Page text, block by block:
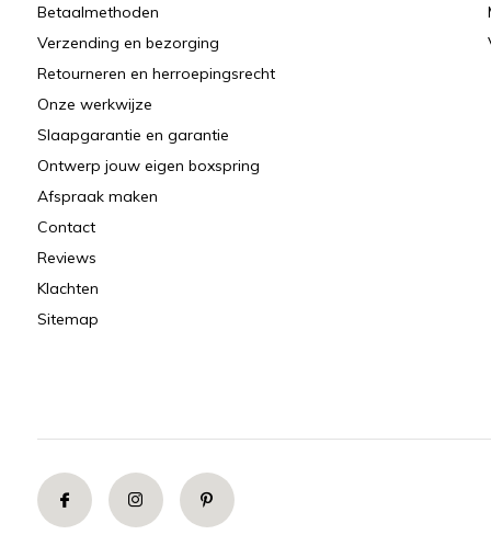
Betaalmethoden
Verzending en bezorging
Retourneren en herroepingsrecht
Onze werkwijze
Slaapgarantie en garantie
Ontwerp jouw eigen boxspring
Afspraak maken
Contact
Reviews
Klachten
Sitemap